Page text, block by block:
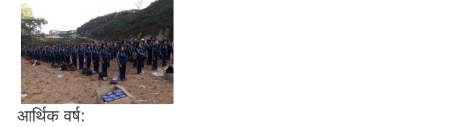
आर्थिक वर्ष: